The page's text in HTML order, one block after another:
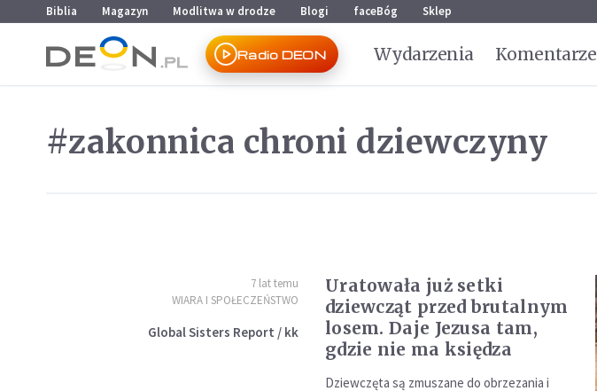
Przejdź do menu głównego
Przejdź do treści
Biblia Magazyn Modlitwa w drodze Blogi faceBóg Sklep
Radio DEON Wydarzenia Komentarze
#zakonnica chroni dziewczyny
7 lat temu
WIARA I SPOŁECZEŃSTWO
Global Sisters Report / kk
Uratowała już setki
dziewcząt przed brutalnym
losem. Daje Jezusa tam,
gdzie nie ma księdza
Dziewczęta są zmuszane do obrzezania i